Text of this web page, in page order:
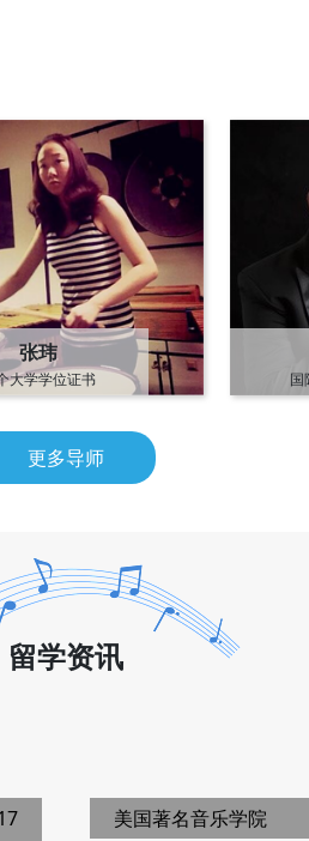
张玮
大学学位证书
打击乐教育协会理事
国
美国印第
更多导师
留学资讯
美国著名音乐学院